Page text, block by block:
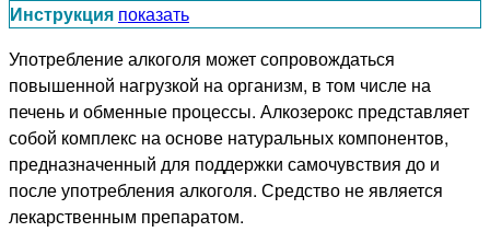
Инструкция показать
Употребление алкоголя может сопровождаться
повышенной нагрузкой на организм, в том числе на
печень и обменные процессы. Алкозерокс представляет
собой комплекс на основе натуральных компонентов,
предназначенный для поддержки самочувствия до и
после употребления алкоголя. Средство не является
лекарственным препаратом.